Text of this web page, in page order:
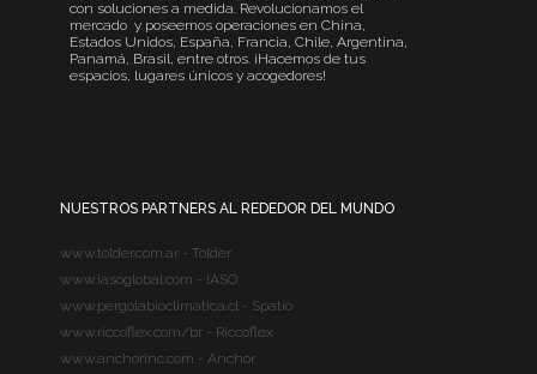
con soluciones a medida. Revolucionamos el
mercado y poseemos operaciones en China,
Estados Unidos, España, Francia, Chile, Argentina,
Panamá, Brasil, entre otros. ¡Hacemos de tus
espacios, lugares únicos y acogedores!
NUESTROS PARTNERS AL REDEDOR DEL MUNDO
www.tolder.com.ar - Tolder
www.iasoglobal.com - IASO
www.pergolabioclimatica.cl - Spatio
www.riccoflex.com/br - Riccoflex
www.anchorinc.com - Anchor